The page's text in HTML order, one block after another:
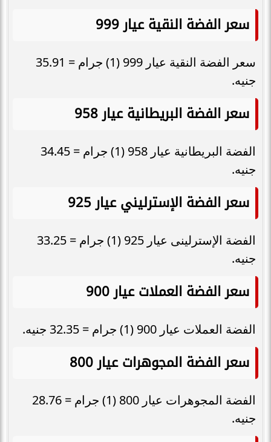
سعر الفضة النقية عيار 999
سعر الفضة النقية عيار 999 (1) جرام = 35.91
جنيه.
سعر الفضة البريطانية عيار 958
الفضة البريطانية عيار 958 (1) جرام = 34.45
جنيه.
سعر الفضة الإسترليني عيار 925
الفضة الإسترلينى عيار 925 (1) جرام = 33.25
جنيه.
سعر الفضة العملات عيار 900
الفضة العملات عيار 900 (1) جرام = 32.35 جنيه.
سعر الفضة المجوهرات عيار 800
الفضة المجوهرات عيار 800 (1) جرام = 28.76
جنيه.